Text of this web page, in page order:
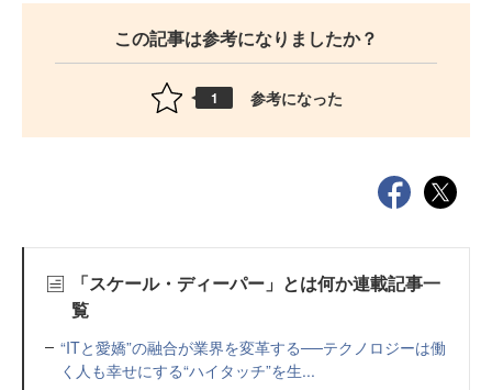
この記事は参考になりましたか？
1 参考になった
「スケール・ディーパー」とは何か連載記事一
覧
“ITと愛嬌”の融合が業界を変革する──テクノロジーは働
く人も幸せにする“ハイタッチ”を生...